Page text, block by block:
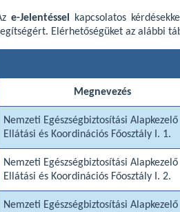
e-Jelentéssel
kapcsolatos
Elérhetőségüket az alábbi
Megnevezés
Nemzeti Egészségbiztosítási Alapkezelő
Ellátási és Koordinációs Főosztály I. 1.
Nemzeti Egészségbiztosítási Alapkezelő
Ellátási és Koordinációs Főosztály I. 2.
Nemzeti Egészségbiztosítási Alapkezelő